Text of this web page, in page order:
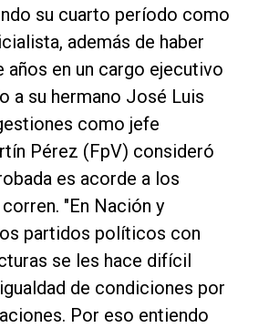
su cuarto período como
además de haber
años en un cargo ejecutivo
a su hermano José Luis
como jefe
Pérez (FpV) consideró
es acorde a los
"En Nación y
partidos políticos con
se les hace difícil
de condiciones por
Por eso entiendo